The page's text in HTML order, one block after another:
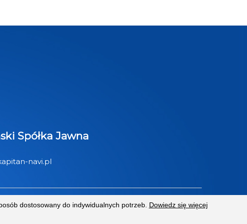
Spółka Jawna
navi.pl
dostosowany do indywidualnych potrzeb. Dowiedz się więcej